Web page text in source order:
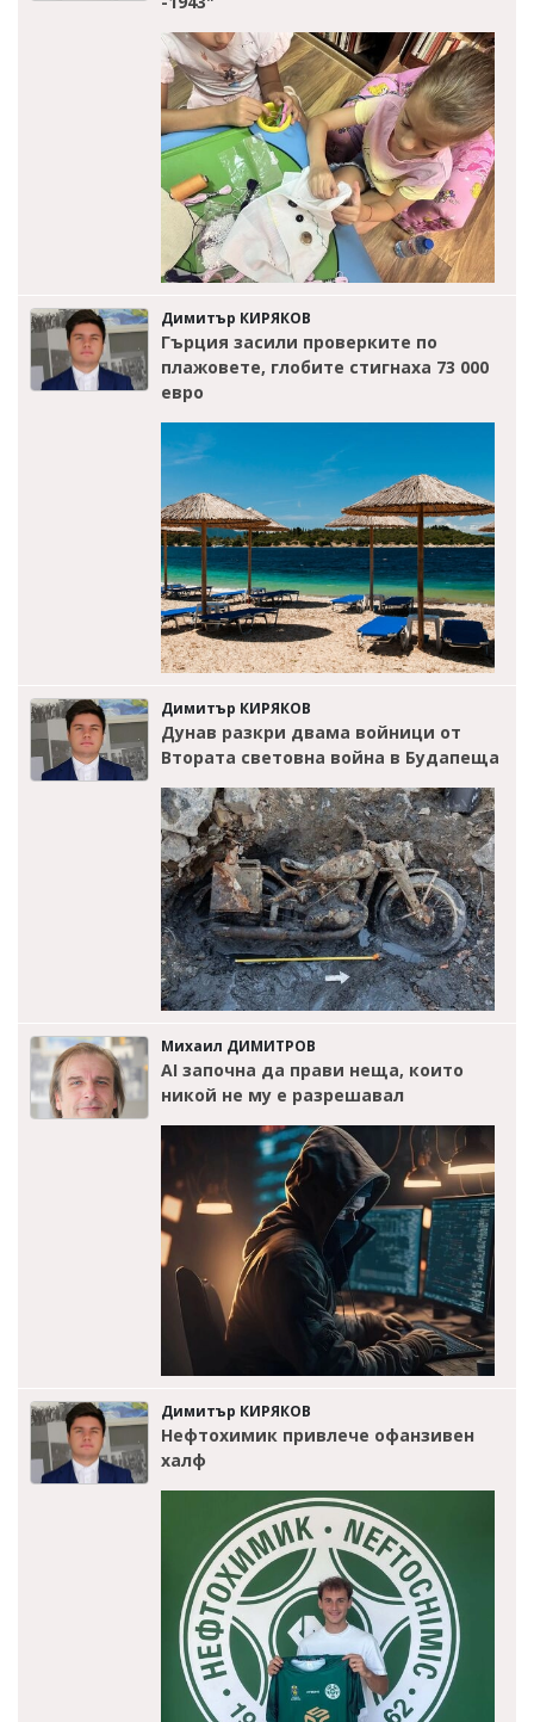
Димитър КИРЯКОВ
Гърция засили проверките по
плажовете, глобите стигнаха 73 000
евро
Димитър КИРЯКОВ
Дунав разкри двама войници от
Втората световна война в Будапеща
Михаил ДИМИТРОВ
AI започна да прави неща, които
никой не му е разрешавал
Димитър КИРЯКОВ
Нефтохимик привлече офанзивен
халф